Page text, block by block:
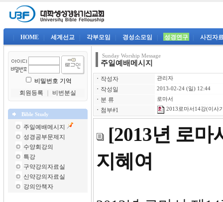
HOME 세계선교 각부모임 경성소모임 성경연구 사진자
비밀번호 기억
회원등록
비번분실
Bible Study
주일예배메시지
성경공부문제지
수양회강의
특강
구약강의자료실
신약강의자료실
강의안책자
Sunday Worship Message
주일예배메시지
ㆍ 작성자 관리자
ㆍ 작성일 2013-02-24 (일) 12:44
ㆍ 분 류 로마서
ㆍ 첨부#1 2013로마서14강(이사
[2013년 로마
지혜여